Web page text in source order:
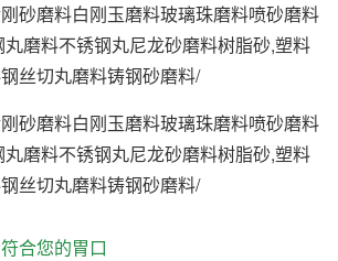
磨料白刚玉磨料玻璃珠磨料喷砂磨料
磨料不锈钢丸尼龙砂磨料树脂砂,塑料
丝切丸磨料铸钢砂磨料/
磨料白刚玉磨料玻璃珠磨料喷砂磨料
磨料不锈钢丸尼龙砂磨料树脂砂,塑料
丝切丸磨料铸钢砂磨料/
合您的胃口